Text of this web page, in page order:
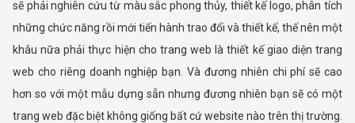
sẽ phải nghiên cứu từ màu sắc phong thủy, thiết kế logo, phân tích
những chức năng rồi mới tiến hành trao đổi và thiết kế, thế nên một
khâu nữa phải thực hiện cho trang web là thiết kế giao diện trang
web cho riêng doanh nghiệp bạn. Và đương nhiên chi phí sẽ cao
hơn so với một mẫu dựng sẵn nhưng đương nhiên bạn sẽ có một
trang web đặc biệt không giống bất cứ website nào trên thị trường.